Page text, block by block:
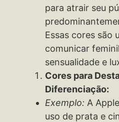
para atrair seu
Essas cores são
comunicar
sensualidade e
Cores para
Diferenciação:
Exemplo: A
uso de prata e